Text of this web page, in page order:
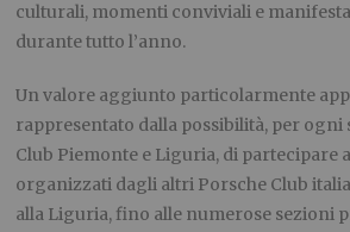
culturali, momenti conviviali e
durante tutto l’anno.
Un valore aggiunto particolarmente
rappresentato dalla possibilità, per ogni
Club Piemonte e Liguria, di partecipare
organizzati dagli altri Porsche Club
alla Liguria, fino alle numerose sezioni